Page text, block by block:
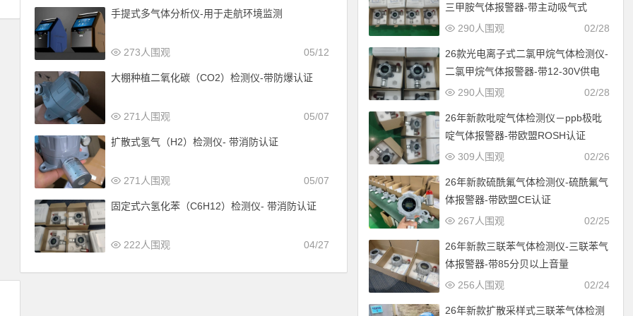
手提式多气体分析仪-用于走航环境监测
05/12
273人围观
大棚种植二氧化碳（CO2）检测仪-带防爆认证
05/07
271人围观
扩散式氢气（H2）检测仪- 带消防认证
05/07
271人围观
固定式六氢化苯（C6H12）检测仪- 带消防认证
04/27
222人围观
三甲胺气体报警器-带主动吸气式
02/28
290人围观
26款光电离子式二氯甲烷气体检测仪-
二氯甲烷气体报警器-带12-30V供电
02/28
290人围观
26年新款吡啶气体检测仪－ppb极吡
啶气体报警器-带欧盟ROSH认证
02/26
309人围观
26年新款硫酰氟气体检测仪-硫酰氟气
体报警器-带欧盟CE认证
02/25
267人围观
26年新款三联苯气体检测仪-三联苯气
体报警器-带85分贝以上音量
02/24
256人围观
26年新款扩散采样式三联苯气体检测